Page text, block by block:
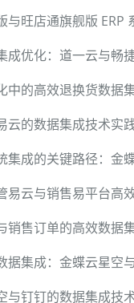
中的高效退换货数据
云的数据集成技术实
易云与销售易平台高
销售订单的高效数据
与钉钉的数据集成技